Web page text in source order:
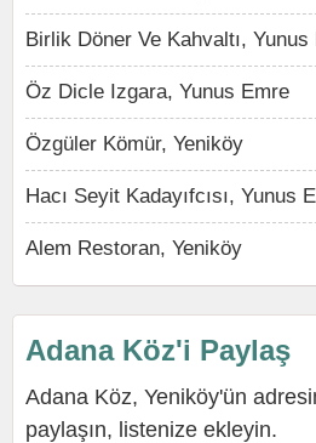
Birlik Döner Ve Kahvaltı, Yunus
Öz Dicle Izgara, Yunus Emre
Özgüler Kömür, Yeniköy
Hacı Seyit Kadayıfcısı, Yunus
Alem Restoran, Yeniköy
Adana Köz'i Paylaş
Adana Köz, Yeniköy'ün
paylaşın, listenize ekleyin.